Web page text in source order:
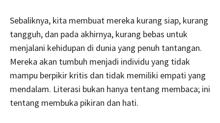
Sebaliknya, kita membuat mereka kurang siap, kurang
tangguh, dan pada akhirnya, kurang bebas untuk
menjalani kehidupan di dunia yang penuh tantangan.
Mereka akan tumbuh menjadi individu yang tidak
mampu berpikir kritis dan tidak memiliki empati yang
mendalam. Literasi bukan hanya tentang membaca; ini
tentang membuka pikiran dan hati.